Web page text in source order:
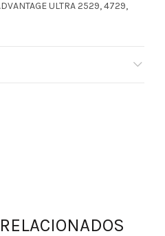
ULTRA 2529, 4729,